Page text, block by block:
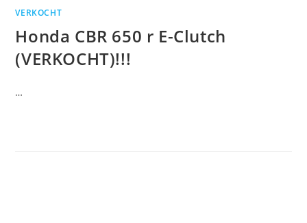
VERKOCHT
Honda CBR 650 r E-Clutch
(VERKOCHT)!!!
…